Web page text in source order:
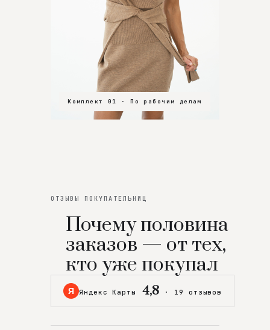
Комплект 01 · По рабочим делам
Комплект 02 · В зал
Комплект 03 · На особенный вечер
ОТЗЫВЫ ПОКУПАТЕЛЬНИЦ
Почему половина
заказов — от тех,
кто уже покупал
Я Яндекс Карты 4,8 · 19 отзывов